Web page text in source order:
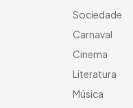
Sociedade
Carnaval
Cinema
Literatura
Música